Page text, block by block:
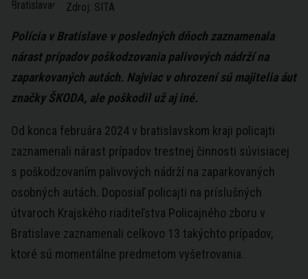
Zdroj: SITA
Polícia v Bratislave v posledných dňoch zaznamenala
nárast prípadov poškodzovania palivových nádrží na
zaparkovaných autách. Najviac v ohrození sú majitelia áut
značky ŠKODA, ale poškodil už aj iné.
Od konca februára 2024 v bratislavskom kraji policajti
zaznamenali nárast prípadov trestnej činnosti súvisiacej
s poškodzovaním palivových nádrží na zaparkovaných
osobných autách. Doposiaľ policajti na príslušných
útvaroch Krajského riaditeľstva Policajného zboru v
Bratislave zaznamenali celkovo 13 takýchto prípadov,
ktoré sú momentálne predmetom vyšetrovania.